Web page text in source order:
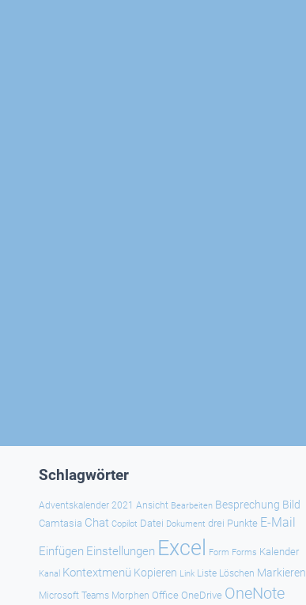
Schlagwörter
Adventskalender 2021 Ansicht Bearbeiten Besprechung Bild
Camtasia Chat Copilot Datei Dokument drei Punkte E-Mail
Einfügen Einstellungen Excel Form Forms Kalender
Kanal Kontextmenü Kopieren Link Liste Löschen Markieren
Microsoft Teams Morphen Office OneDrive OneNote